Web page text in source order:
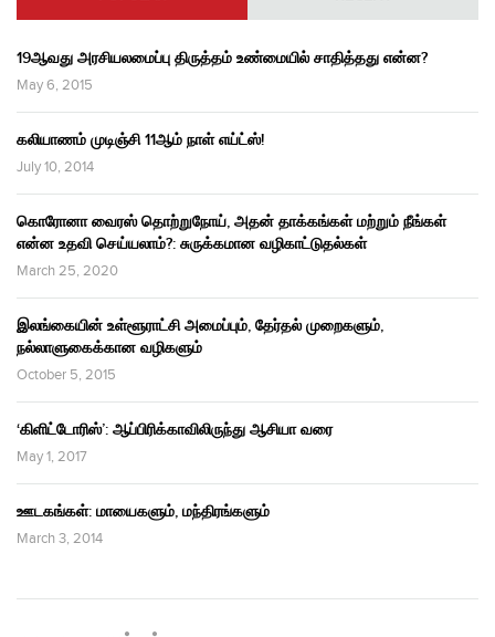
19ஆவது அரசியலமைப்பு திருத்தம் உண்மையில் சாதித்தது என்ன?
May 6, 2015
கலியாணம் முடிஞ்சி 11ஆம் நாள் எய்ட்ஸ்!
July 10, 2014
கொரோனா வைரஸ் தொற்றுநோய், அதன் தாக்கங்கள் மற்றும் நீங்கள்
என்ன உதவி செய்யலாம்?: சுருக்கமான வழிகாட்டுதல்கள்
March 25, 2020
இலங்கையின் உள்ளூராட்சி அமைப்பும், தேர்தல் முறைகளும்,
நல்லாளுகைக்கான வழிகளும்
October 5, 2015
‘கிளிட்டோரிஸ்’: ஆப்பிரிக்காவிலிருந்து ஆசியா வரை
May 1, 2017
ஊடகங்கள்: மாயைகளும், மந்திரங்களும்
March 3, 2014